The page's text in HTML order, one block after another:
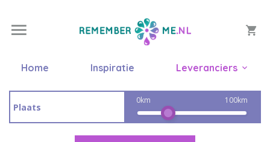
Home Inspiratie Leveranciers
0km 100km